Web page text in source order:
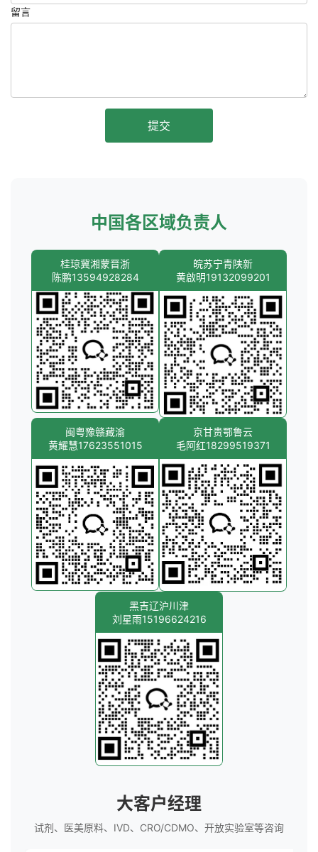
留言
提交
中国各区域负责人
桂琼冀湘蒙晋浙
陈鹏13594928284
皖苏宁青陕新
黄啟明19132099201
闽粤豫赣藏渝
黄耀慧17623551015
京甘贵鄂鲁云
毛阿红18299519371
黑吉辽沪川津
刘星雨15196624216
大客户经理
试剂、医美原料、IVD、CRO/CDMO、开放实验室等咨询